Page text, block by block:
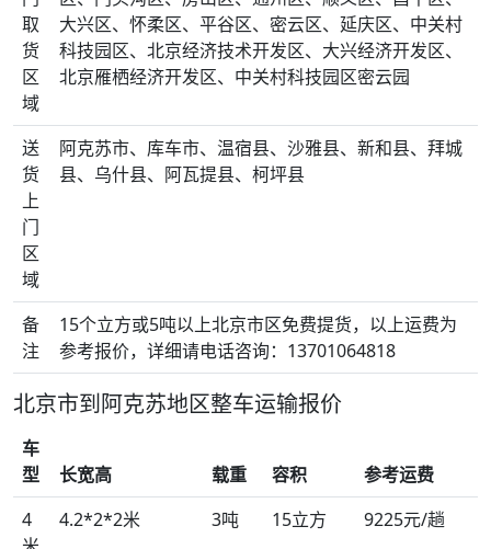
取
货
区
域
大兴区、怀柔区、平谷区、密云区、延庆区、中关村
科技园区、北京经济技术开发区、大兴经济开发区、
北京雁栖经济开发区、中关村科技园区密云园
送
货
上
门
区
域
阿克苏市、库车市、温宿县、沙雅县、新和县、拜城
县、乌什县、阿瓦提县、柯坪县
备
注
15个立方或5吨以上北京市区免费提货，以上运费为
参考报价，详细请电话咨询：13701064818
北京市到阿克苏地区整车运输报价
车
型
长宽高 载重 容积
参考运费
4
4.2*2*2米 3吨 15立方 9225元/趟